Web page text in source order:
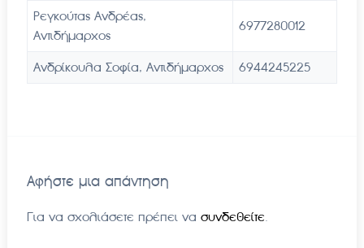
Ρεγκούτας Ανδρέας,
Αντιδήμαρχος
6977280012
Ανδρίκουλα Σοφία, Αντιδήμαρχος 6944245225
Αφήστε μια απάντηση
Για να σχολιάσετε πρέπει να συνδεθείτε.